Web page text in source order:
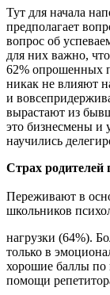
Тут для начала
предполагает
вопрос об
для них важно,
62% опрошенных
никак не влияют
и
вырастают из
это бизнесмены и
научились
Страх родителей
Переживают в
школьников
нагрузки (64%).
только в
хорошие баллы
помощи